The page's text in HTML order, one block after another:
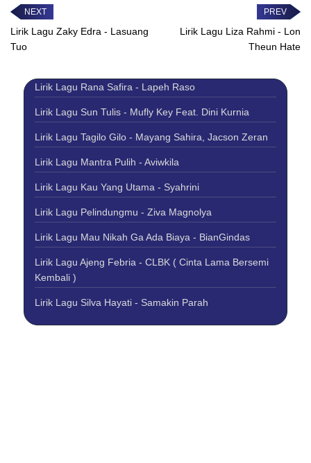
Lirik Lagu Zaky Edra - Lasuang
Tuo
Lirik Lagu Liza Rahmi - Lon
Theun Hate
Lirik Lagu Rana Safira - Lapeh Raso
Lirik Lagu Sun Tulis - Mufly Key Feat. Dini Kurnia
Lirik Lagu Tagilo Gilo - Mayang Sahira, Jacson Zeran
Lirik Lagu Mantra Pulih - Aviwkila
Lirik Lagu Kau Yang Utama - Syahrini
Lirik Lagu Pelindungmu - Ziva Magnolya
Lirik Lagu Mau Nikah Ga Ada Biaya - BianGindas
Lirik Lagu Ajeng Febria - CLBK ( Cinta Lama Bersemi
Kembali )
Lirik Lagu Silva Hayati - Samakin Parah